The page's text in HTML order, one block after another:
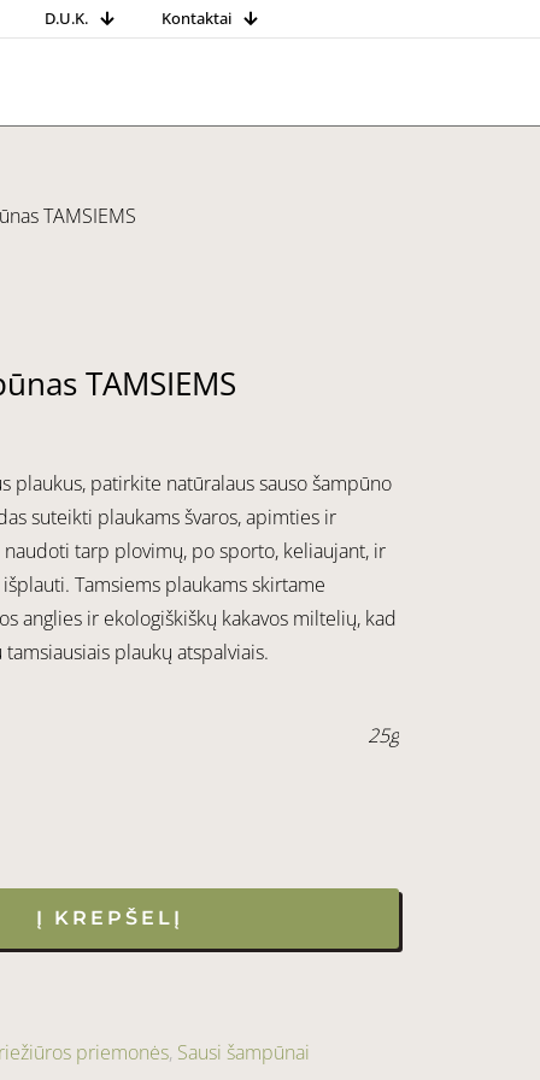
D.U.K. Kontaktai
TAMSIEMS
TAMSIEMS
plaukus, patirkite natūralaus sauso šampūno
suteikti plaukams švaros, apimties ir
naudoti tarp plovimų, po sporto, keliaujant, ir
Tamsiems plaukams skirtame
anglies ir ekologiškiškų kakavos miltelių, kad
plaukų atspalviais.
25g
Į KREPŠELĮ
priemonės, Sausi šampūnai